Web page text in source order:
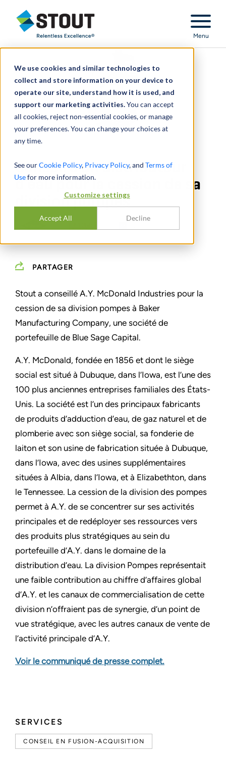
We use cookies and similar technologies to
collect and store information on your device to
operate our site, understand how it is used, and
support our marketing activities.You can accept
all cookies, reject non-essential cookies, or manage
your preferences. You can change your choices at
any time.
See ourCookie Policy, Privacy Policy, and Terms of
Usefor more information.
Customize settings
Accept All Decline
Stout Relentless Excellence
Menu
SERVICES
CONSEIL EN FUSION-ACQUISITION
Conseil à un distributeur
d’eau pour la cession de sa
division pompes
PARTAGER
Stout a conseillé A.Y. McDonald Industries pour la
cession de sa division pompes à Baker
Manufacturing Company, une société de
portefeuille de Blue Sage Capital.
A.Y. McDonald, fondée en 1856 et dont le siège
social est situé à Dubuque, dans l’Iowa, est l’une des
100 plus anciennes entreprises familiales des États-
Unis. La société est l’un des principaux fabricants
de produits d’adduction d’eau, de gaz naturel et de
plomberie avec son siège social, sa fonderie de
laiton et son usine de fabrication située à Dubuque,
dans l’Iowa, avec des usines supplémentaires
situées à Albia, dans l’Iowa, et à Elizabethton, dans
le Tennessee. La cession de la division des pompes
permet à A.Y. de se concentrer sur ses activités
principales et de redéployer ses ressources vers
des produits plus stratégiques au sein du
portefeuille d’A.Y. dans le domaine de la
distribution d’eau. La division Pompes représentait
une faible contribution au chiffre d’affaires global
d’A.Y. et les canaux de commercialisation de cette
division n’offraient pas de synergie, d’un point de
vue stratégique, avec les autres canaux de vente de
l’activité principale d’A.Y.
Voir le communiqué de presse complet.